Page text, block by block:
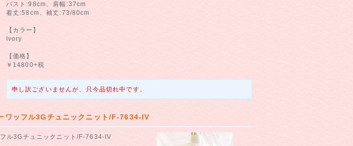
バスト:98cm、肩幅:37cm
着丈:58cm、袖丈:73/80cm
【カラー】
Ivory
【価格】
￥14800+税
申し訳ございませんが、只今品切れ中です。
ワッフル3Gチュニックニット/F-7634-IV
ル3Gチュニックニット/F-7634-IV